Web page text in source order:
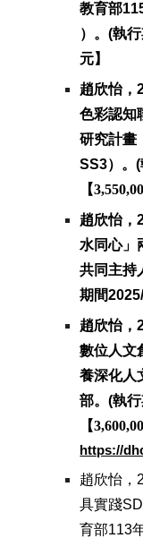
教育部
）。(執
元】
趙欣怡，
色彩認知
研究計畫
SS3）。
【
趙欣怡，
水同心」
共同主持
期間
趙欣怡，
數位人文
養深化人
部。(執
【
https://
趙欣怡，
具實踐
育部113